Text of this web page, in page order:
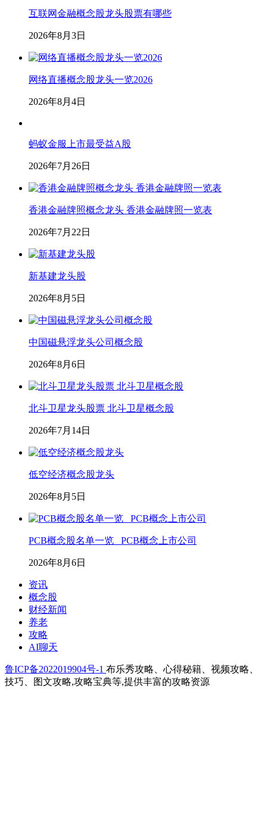
互联网金融概念股龙头股票有哪些
2026年8月3日
网络直播概念股龙头一览2026
2026年8月4日
蚂蚁金服上市最受益A股
2026年7月26日
香港金融牌照概念龙头 香港金融牌照一览表
2026年7月22日
新基建龙头股
2026年8月5日
中国磁悬浮龙头公司概念股
2026年8月6日
北斗卫星龙头股票 北斗卫星概念股
2026年7月14日
低空经济概念股龙头
2026年8月5日
PCB概念股名单一览_ PCB概念上市公司
2026年8月6日
资讯
概念股
财经新闻
养老
攻略
AI聊天
鲁ICP备2022019904号-1 布乐秀攻略、心得秘籍、视频攻略、
技巧、图文攻略,攻略宝典等,提供丰富的攻略资源